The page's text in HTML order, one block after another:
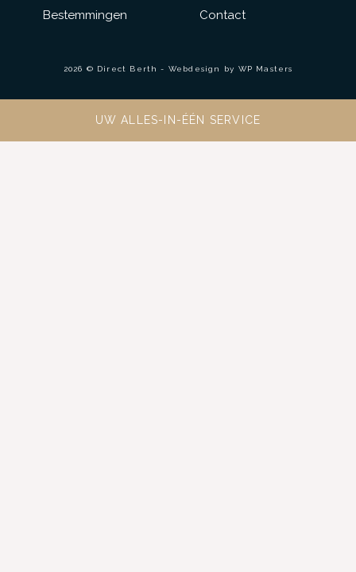
Bestemmingen
Contact
2026 © Direct Berth - Webdesign by WP Masters
UW ALLES-IN-ÉÉN SERVICE